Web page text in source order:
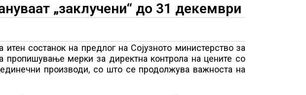
„заклучени“ до 31 декември
состанок на предлог на Сојузното министерство за
пропишување мерки за директна контрола на цените со
производи, со што се продолжува важноста на